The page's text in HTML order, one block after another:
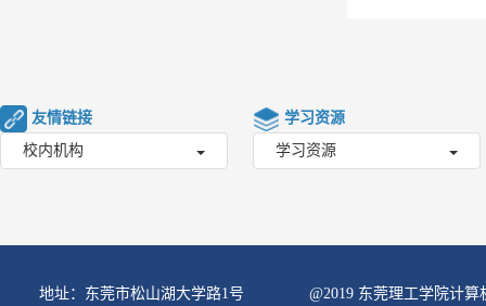
友情链接
校内机构
学习资源
学习资源
地址：东莞市松山湖大学路1号 @2019 东莞理工学院计